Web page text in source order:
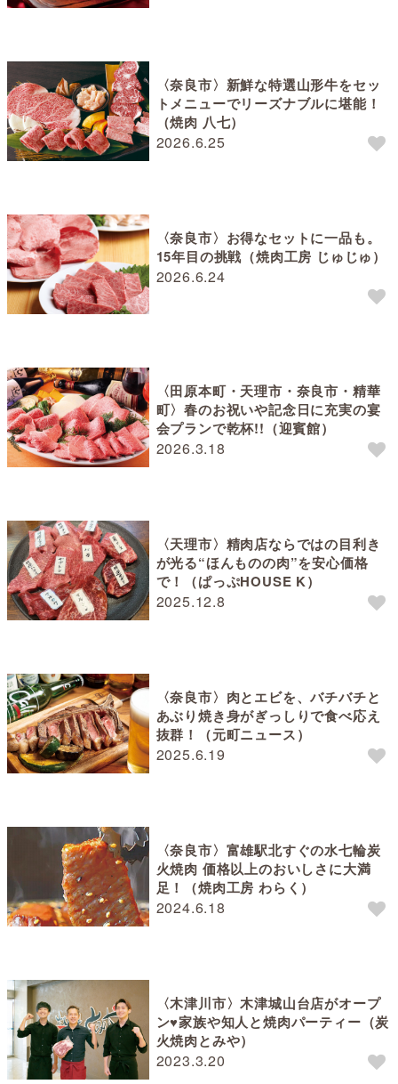
2026.6.25
〈奈良市〉新鮮な特選山形牛をセッ
トメニューでリーズナブルに堪能！
（焼肉 八七）
2026.6.24
〈奈良市〉お得なセットに一品も。
15年目の挑戦（焼肉工房 じゅじゅ）
2026.3.18
〈田原本町・天理市・奈良市・精華
町〉春のお祝いや記念日に充実の宴
会プランで乾杯!!（迎賓館）
2025.12.8
〈天理市〉精肉店ならではの目利き
が光る“ほんものの肉”を安心価格
で！（ぱっぷHOUSE K）
2025.6.19
〈奈良市〉肉とエビを、バチバチと
あぶり焼き身がぎっしりで食べ応え
抜群！（元町ニュース）
2024.6.18
〈奈良市〉富雄駅北すぐの水七輪炭
火焼肉 価格以上のおいしさに大満
足！（焼肉工房 わらく）
2023.3.20
〈木津川市〉木津城山台店がオープ
ン♥家族や知人と焼肉パーティー（炭
火焼肉とみや）